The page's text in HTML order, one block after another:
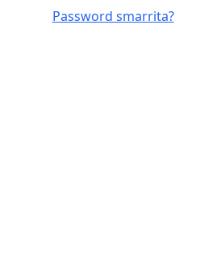
Password smarrita?